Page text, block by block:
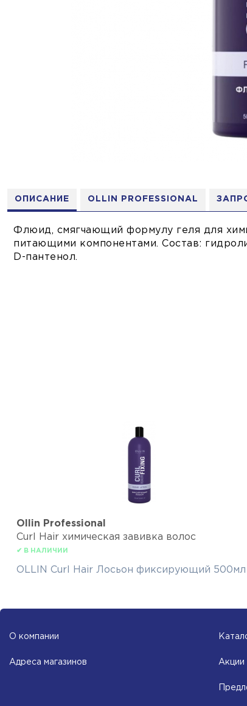
ОПИСАНИЕ OLLIN PROFESSIONAL
Флюид, смягчающий формулу геля для
питающими компонентами. Состав:
D-пантенол.
Ollin Professional
Curl Hair химическая завивка волос
✔ В НАЛИЧИИ
OLLIN Curl Hair Лосьон фиксирующий 500мл
О компании
Адреса магазинов Акции